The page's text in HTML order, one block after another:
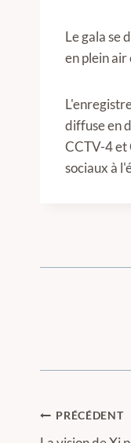
Le gala se
en plein
diffuse en
CCTV-4 et
sociaux à
PRÉCÉDENT